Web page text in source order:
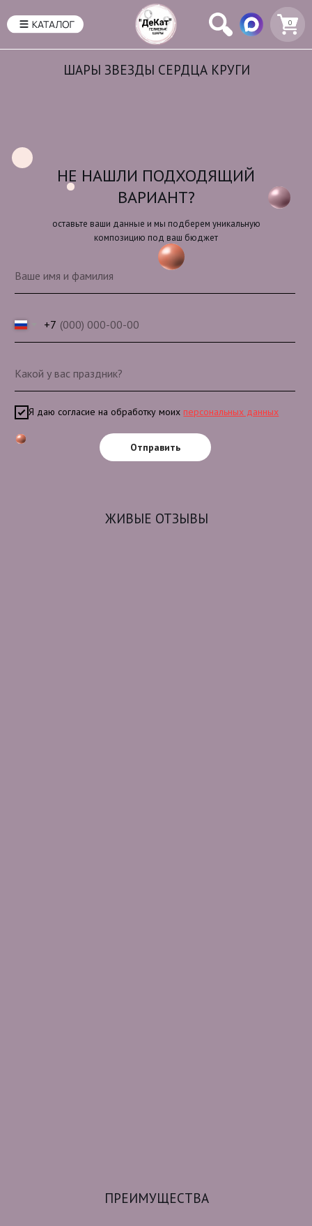
0
ШАРЫ ЗВЕЗДЫ СЕРДЦА КРУГИ
+7
Я даю согласие на обработку моих персональных данных
Отправить
оставьте ваши данные и мы подберем уникальную
композицию под ваш бюджет
НЕ НАШЛИ ПОДХОДЯЩИЙ
ВАРИАНТ?
ЖИВЫЕ ОТЗЫВЫ
ПРЕИМУЩЕСТВА